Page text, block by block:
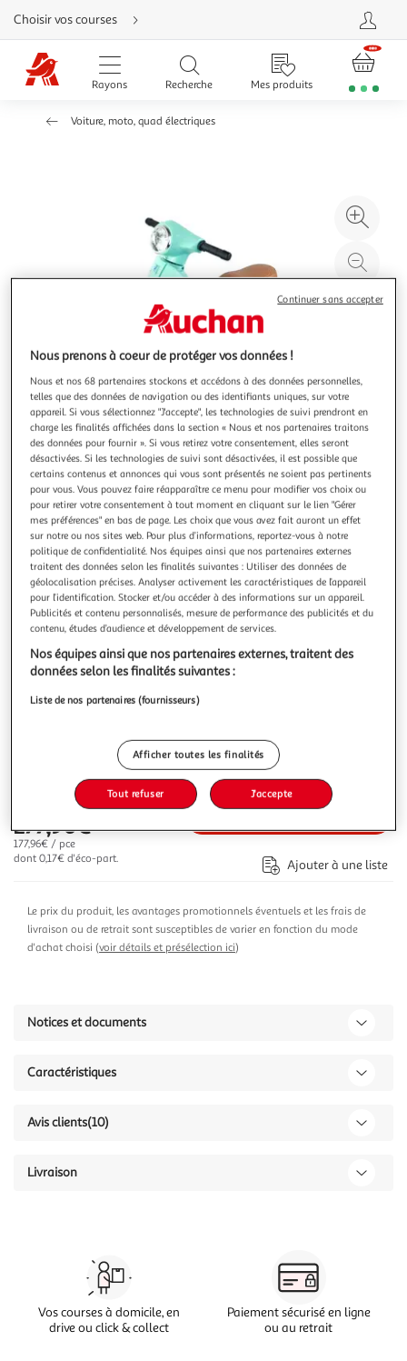
Aller
directement
au
contenu
Aller
directement
Aller
Choisir vos courses
Rayons Recherche Mes produits
Voiture, moto, quad électriques
à
4.5 (10)
MGM
Mini Vespa GTS électrique et lumineux - Vert d'eau
Vendu par 2KINGS
Livraison dès 5/6 jours
4,99€
Plus d'options
Vendu par2KINGS
Livraison dès 1/2 semaines
Plus d'options
Vendu parASD 182,98€
177,96€
177,96€ / pce
dont 0,17€ d'éco-part.
Ajouter à une liste
Le prix du produit, les avantages promotionnels éventuels et les frais de
livraison ou de retrait sont susceptibles de varier en fonction du mode
d'achat choisi (voir détails et présélection ici)
Notices et documents
Caractéristiques
Avis clients(10)
Livraison
Vos courses à domicile, en
drive ou click & collect
Paiement sécurisé en ligne
ou au retrait
Nous prenons à coeur de protéger vos données !
Nous et nos 68 partenaires stockons et accédons à des données personnelles,
telles que des données de navigation ou des identifiants uniques, sur votre
appareil. Si vous sélectionnez "J'accepte", les technologies de suivi prendront en
charge les finalités affichées dans la section « Nous et nos partenaires traitons
des données pour fournir ». Si vous retirez votre consentement, elles seront
désactivées. Si les technologies de suivi sont désactivées, il est possible que
certains contenus et annonces qui vous sont présentés ne soient pas pertinents
pour vous. Vous pouvez faire réapparaître ce menu pour modifier vos choix ou
pour retirer votre consentement à tout moment en cliquant sur le lien "Gérer
mes préférences" en bas de page. Les choix que vous avez fait auront un effet
sur notre ou nos sites web. Pour plus d’informations, reportez-vous à notre
politique de confidentialité. Nos équipes ainsi que nos partenaires externes
traitent des données selon les finalités suivantes : Utiliser des données de
géolocalisation précises. Analyser activement les caractéristiques de l’appareil
pour l’identification. Stocker et/ou accéder à des informations sur un appareil.
Publicités et contenu personnalisés, mesure de performance des publicités et du
contenu, études d’audience et développement de services.
Nos équipes ainsi que nos partenaires externes, traitent des
données selon les finalités suivantes :
Liste de nos partenaires (fournisseurs)
Afficher toutes les finalités
Tout refuser J'accepte
Continuer sans accepter